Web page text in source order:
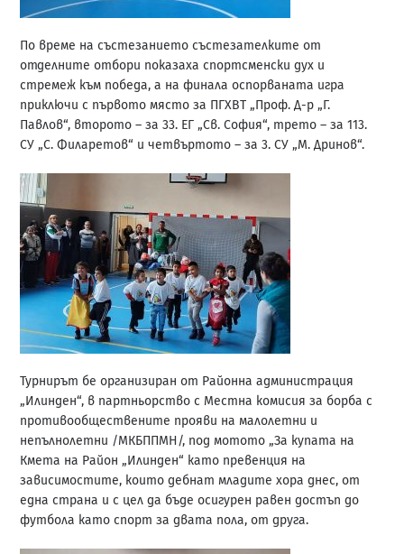
По време на състезанието състезателките от
отделните отбори показаха спортсменски дух и
стремеж към победа, а на финала оспорваната игра
приключи с първото място за ПГХВТ „Проф. Д-р „Г.
Павлов“, второто – за 33. ЕГ „Св. София“, трето – за 113.
СУ „С. Филаретов“ и четвъртото – за 3. СУ „М. Дринов“.
Турнирът бе организиран от Районна администрация
„Илинден“, в партньорство с Местна комисия за борба с
противообществените прояви на малолетни и
непълнолетни /МКБППМН/, под мотото „За купата на
Кмета на Район „Илинден“ като превенция на
зависимостите, които дебнат младите хора днес, от
една страна и с цел да бъде осигурен равен достъп до
футбола като спорт за двата пола, от друга.